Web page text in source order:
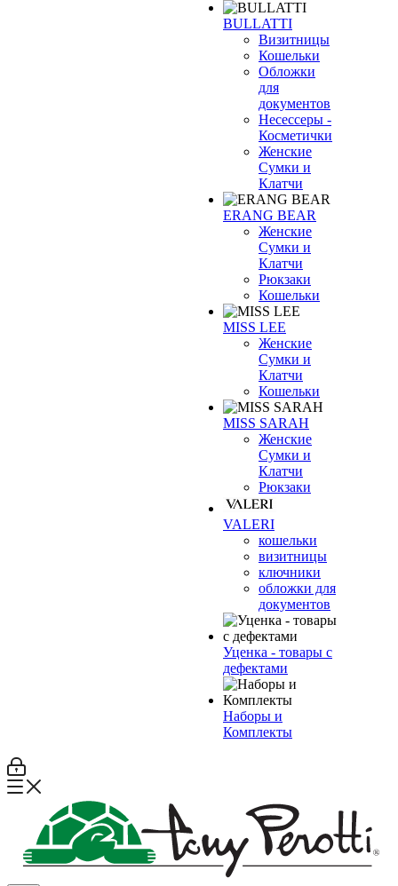
BULLATTI
Визитницы
Кошельки
Обложки
для
документов
Несессеры -
Косметички
Женские
Сумки и
Клатчи
ERANG BEAR
Женские
Сумки и
Клатчи
Рюкзаки
Кошельки
MISS LEE
Женские
Сумки и
Клатчи
Кошельки
MISS SARAH
Женские
Сумки и
Клатчи
Рюкзаки
VALERI
кошельки
визитницы
ключники
обложки для
документов
Уценка - товары с
дефектами
Наборы и
Комплекты